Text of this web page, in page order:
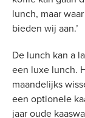
lunch, maar
bieden wij aan.’
De lunch kan a
een luxe lunch.
maandelijks
een optionele
jaar oude